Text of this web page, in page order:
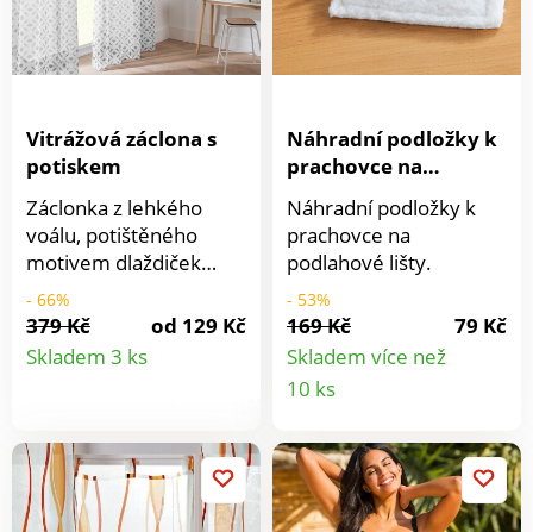
Vitrážová záclona s
potiskem
Záclonka z lehkého
voálu, potištěného
motivem dlaždiček
proteplí atmosféru
Vašeho domova. Zastíní
okno před prudkým
světlem i zvědavými
vytažení do
požadované výše.
Rychle a snadno ji
- 66%
379 Kč
od 129 Kč
Skladem 3 ks
Detail
Náhradní podložky k
prachovce na
podlahové lišty
Náhradní podložky k
prachovce na
podlahové lišty.
- 53%
169 Kč
79 Kč
Skladem více než
10 ks